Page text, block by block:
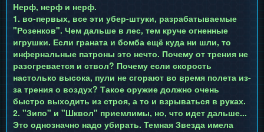
Нерф, нерф и нерф.
1. во-первых, все эти убер-штуки, разрабатываемые
"Розенков". Чем дальше в лес, тем круче огненные
игрушки. Если граната и бомба ещё куда ни шли, то
инфернальные патроны это нечто. Почему от трения не
разогревается и ствол? Почему если скорость
настолько высока, пули не сгорают во время полета из-
за трения о воздух? Такое оружие должно очень
быстро выходить из строя, а то и взрываться в руках.
2. "Зипо" и "Шквол" приемлимы, но, что идет дальше...
Это однозначно надо убирать. Темная Звезда имела